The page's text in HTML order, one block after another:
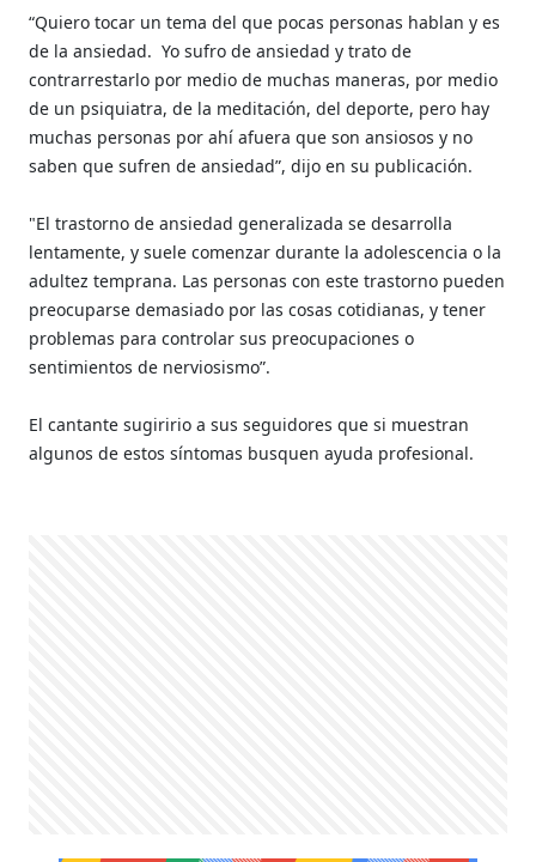
“Quiero tocar un tema del que pocas personas hablan y es
de la ansiedad. Yo sufro de ansiedad y trato de
contrarrestarlo por medio de muchas maneras, por medio
de un psiquiatra, de la meditación, del deporte, pero hay
muchas personas por ahí afuera que son ansiosos y no
saben que sufren de ansiedad”, dijo en su publicación.
"El trastorno de ansiedad generalizada se desarrolla
lentamente, y suele comenzar durante la adolescencia o la
adultez temprana. Las personas con este trastorno pueden
preocuparse demasiado por las cosas cotidianas, y tener
problemas para controlar sus preocupaciones o
sentimientos de nerviosismo”.
El cantante sugiririo a sus seguidores que si muestran
algunos de estos síntomas busquen ayuda profesional.